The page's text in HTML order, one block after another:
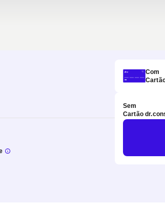
Com
Sem
Cartão